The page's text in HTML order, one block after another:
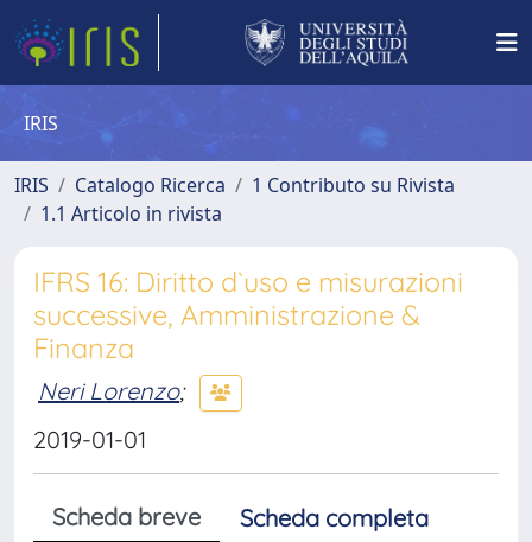
IRIS
IRIS Catalogo Ricerca
1 Contributo su Rivista
1.1 Articolo in rivista
IFRS 16: Diritto d`uso e misurazioni
successive, Amministrazione &
Finanza
Neri Lorenzo;
2019-01-01
Scheda breve
Scheda completa